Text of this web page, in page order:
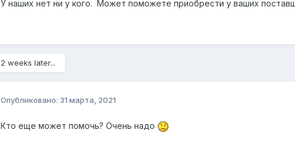
У наших нет ни у кого. Может поможете приобрести у ваших
2 weeks later...
Опубликовано: 31 марта, 2021
Кто еще может помочь? Очень надо